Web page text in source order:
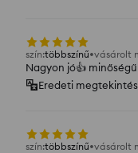
szín:többszínű vásárolt
Nagyon jó👍️ minőségű
Eredeti
szín:többszínű vásárolt